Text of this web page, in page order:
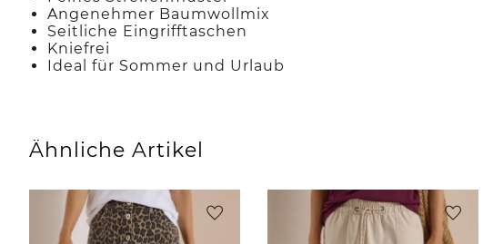
Angenehmer Baumwollmix
Seitliche Eingrifftaschen
Kniefrei
Ideal für Sommer und Urlaub
Ähnliche Artikel